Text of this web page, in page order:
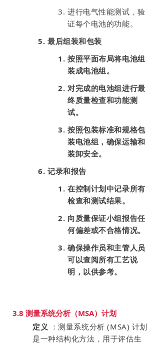
进行电气性能测试，验
证每个电池的功能。
最后组装和包装
按照平面布局将电池组
装成电池组。
对完成的电池组进行最
终质量检查和功能测
试。
按照包装标准和规格包
装电池组，确保运输和
装卸安全。
记录和报告
在控制计划中记录所有
检查和测试结果。
向质量保证小组报告任
何偏差或不合格情况。
确保操作员和主管人员
可以查阅所有工艺说
明，以供参考。
3.8 测量系统分析（MSA）计划
定义 ：测量系统分析 (MSA) 计划
是一种结构化方法，用于评估生